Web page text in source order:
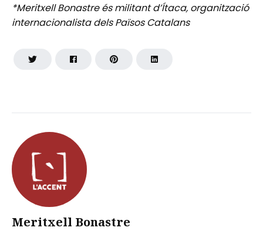
Meritxell Bonastre
*Meritxell Bonastre és militant d’Ítaca, organització
internacionalista dels Països Catalans